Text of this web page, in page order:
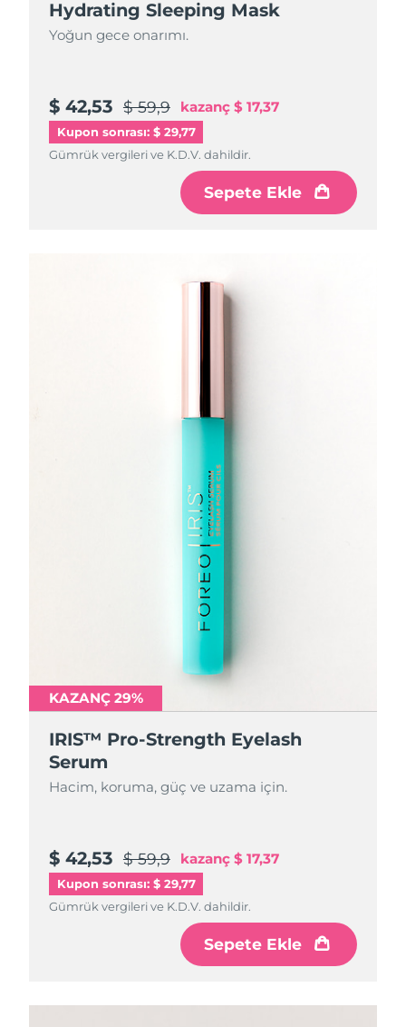
Hydrating Sleeping Mask
Yoğun gece onarımı.
$ 42,53 $ 59,9 kazanç $ 17,37
Kupon sonrası: $ 29,77
Gümrük vergileri ve K.D.V. dahildir.
Sepete Ekle
KAZANÇ 29%
IRIS™ Pro-Strength Eyelash
Serum
Hacim, koruma, güç ve uzama için.
$ 42,53 $ 59,9 kazanç $ 17,37
Kupon sonrası: $ 29,77
Gümrük vergileri ve K.D.V. dahildir.
Sepete Ekle